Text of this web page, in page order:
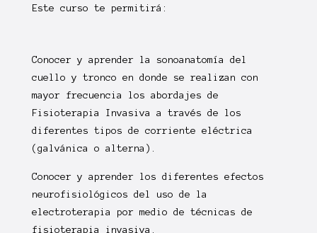
Este curso te permitirá:
Conocer y aprender la sonoanatomía del
cuello y tronco en donde se realizan con
mayor frecuencia los abordajes de
Fisioterapia Invasiva a través de los
diferentes tipos de corriente eléctrica
(galvánica o alterna).
Conocer y aprender los diferentes efectos
neurofisiológicos del uso de la
electroterapia por medio de técnicas de
fisioterapia invasiva.